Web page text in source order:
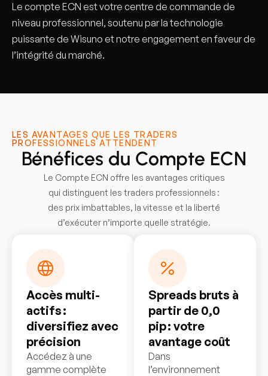
Le compte ECN est votre centre de commande de
niveau professionnel, soutenu par la technologie
puissante de Wisuno et notre engagement en faveur de
l’intégrité du marché.
LES AVANTAGES QUE LES TRADERS
PROFESSIONNELS ATTENDENT
Bénéfices du Compte ECN
Le Compte ECN offre les avantages critiques
qui distinguent les traders professionnels :
des prix imbattables, la vitesse et la liberté
d’exécuter n’importe quelle stratégie.
Accès multi-
actifs :
diversifiez avec
précision
Accédez à une
gamme complète
Spreads bruts à
partir de 0,0
pip : votre
avantage coût
Dans
l’environnement